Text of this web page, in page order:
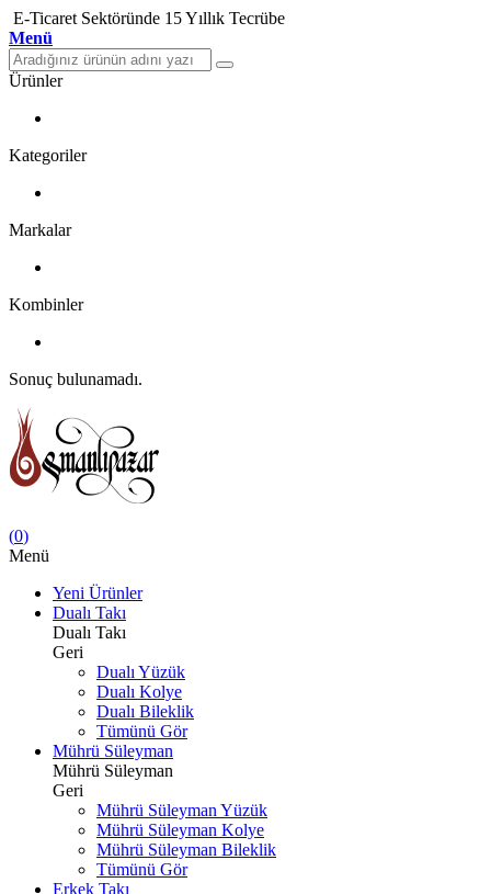
E-Ticaret Sektöründe 15 Yıllık Tecrübe
Menü
Ürünler
Kategoriler
Markalar
Kombinler
Sonuç bulunamadı.
(0)
Menü
Yeni Ürünler
Dualı Takı
Dualı Takı
Geri
Dualı Yüzük
Dualı Kolye
Dualı Bileklik
Tümünü Gör
Mührü Süleyman
Mührü Süleyman
Geri
Mührü Süleyman Yüzük
Mührü Süleyman Kolye
Mührü Süleyman Bileklik
Tümünü Gör
Erkek Takı